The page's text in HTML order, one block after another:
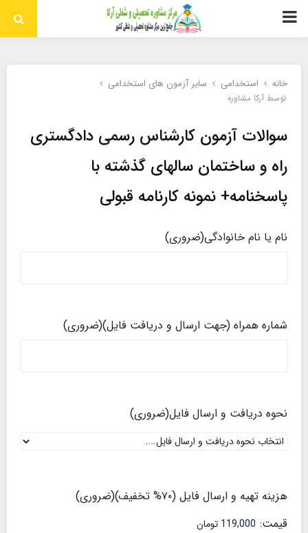
منوی
خانه استخدامی سایر آزمون های استخدامی
توسط آرکا مشاوره
سوالات آزمون کارشناس رسمی دادگستری
راه و ساختمان سالهای گذشته با
پاسخنامه+ نمونه کارنامه قبولی
نام یا نام خانوادگی(ضروری)
شماره همراه (جهت ارسال و دریافت فایل)(ضروری)
نحوه دریافت و ارسال فایل(ضروری)
هزینه تهیه و ارسال فایل (۷۰% تخفیف)
(ضروری)
قیمت: